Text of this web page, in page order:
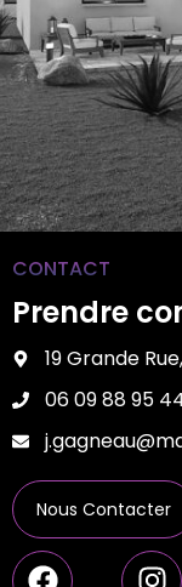
CONTACT
Prendre
19 Grande
06 09 88 95
Nous Contacter